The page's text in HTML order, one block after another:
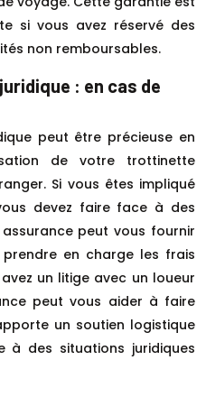
si vous avez réservé des
non remboursables.
: en cas de
peut être précieuse en
de votre trottinette
Si vous êtes impliqué
devez faire face à des
peut vous fournir
en charge les frais
un litige avec un loueur
peut vous aider à faire
un soutien logistique
des situations juridiques